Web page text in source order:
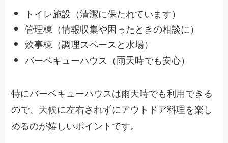
トイレ施設（清潔に保たれています）
管理棟（情報収集や困ったときの相談に）
炊事棟（調理スペースと水場）
バーベキューハウス（雨天時でも安心）
特にバーベキューハウスは雨天時でも利用できる
ので、天候に左右されずにアウトドア料理を楽し
めるのが嬉しいポイントです。